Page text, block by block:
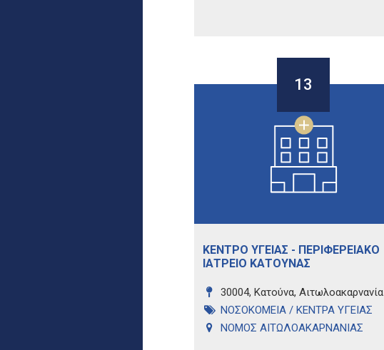
13
ΚΕΝΤΡΟ ΥΓΕΙΑΣ - ΠΕΡΙΦΕΡΕΙΑΚΟ
ΙΑΤΡΕΙΟ ΚΑΤΟΥΝΑΣ
30004, Κατούνα, Αιτωλοακαρνανία
ΝΟΣΟΚΟΜΕΙΑ / ΚΕΝΤΡΑ ΥΓΕΙΑΣ
ΝΟΜΟΣ ΑΙΤΩΛΟΑΚΑΡΝΑΝΙΑΣ